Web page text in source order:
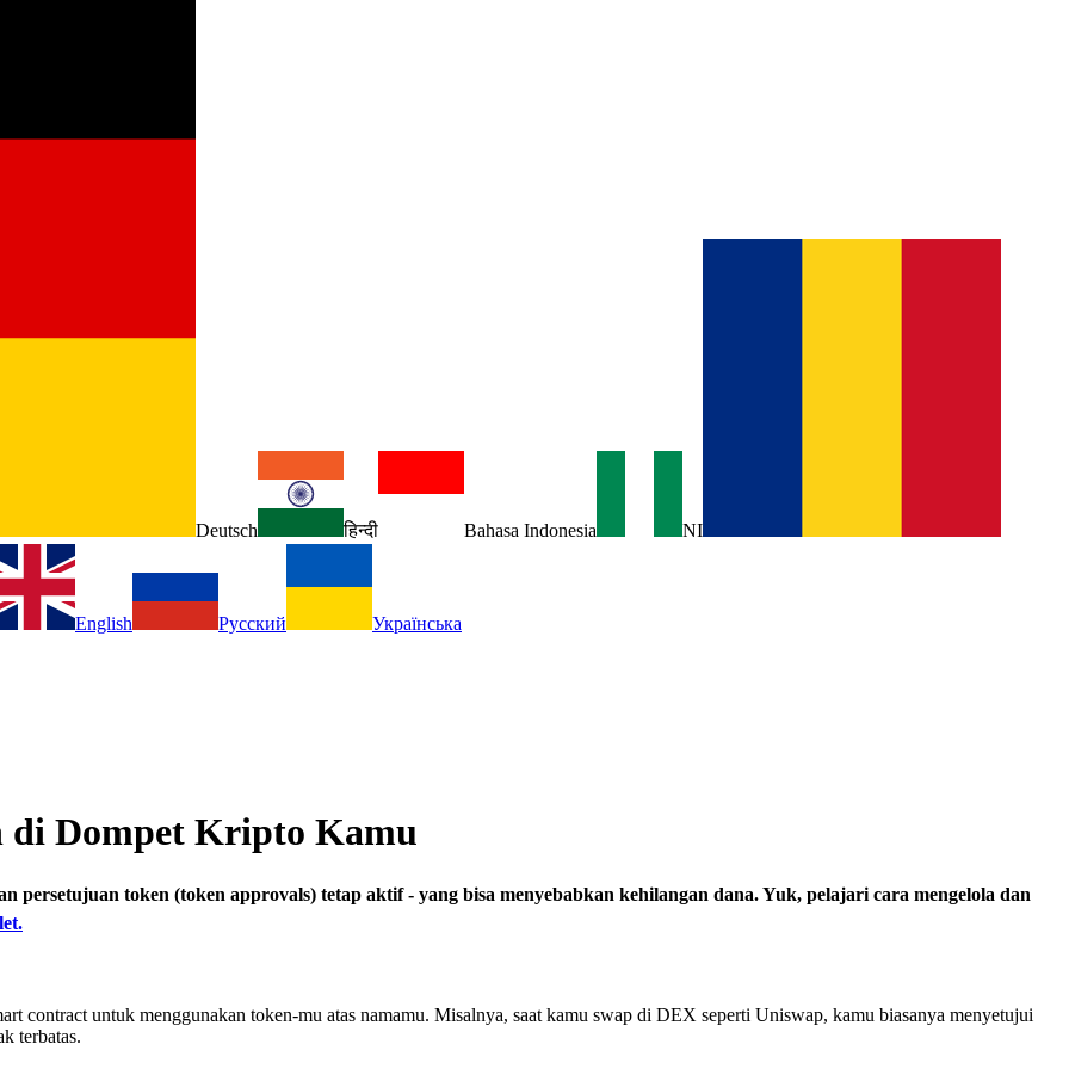
Deutsch हिन्दी Bahasa Indonesia NI
English Русский Українська
di Dompet Kripto Kamu
token (token approvals) tetap aktif - yang bisa menyebabkan kehilangan dana. Yuk, pelajari cara mengelola dan
contract untuk menggunakan token-mu atas namamu. Misalnya, saat kamu swap di DEX seperti Uniswap, kamu biasanya menyetujui
terbatas.